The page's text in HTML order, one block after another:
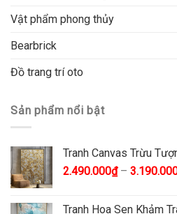
Vật phẩm phong thủy
Bearbrick
Đồ trang trí oto
Sản phẩm nổi bật
Tranh Canvas Trừu
2.490.000₫–
Tranh Hoa Sen Khảm